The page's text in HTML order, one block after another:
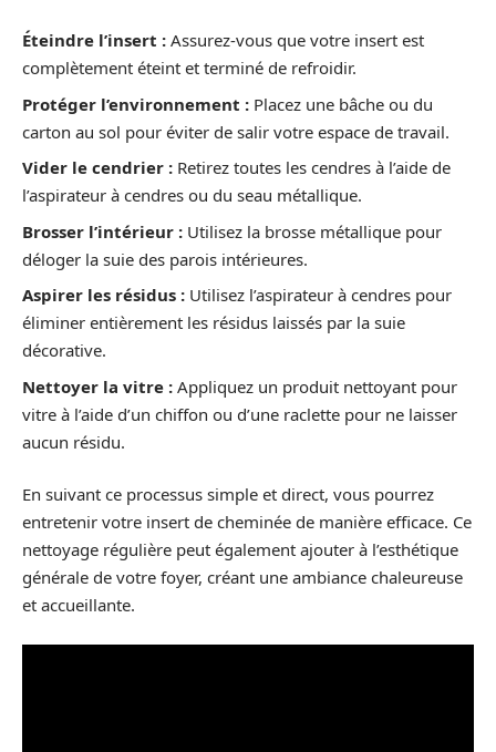
Éteindre l’insert : Assurez-vous que votre insert est
complètement éteint et terminé de refroidir.
Protéger l’environnement : Placez une bâche ou du
carton au sol pour éviter de salir votre espace de travail.
Vider le cendrier : Retirez toutes les cendres à l’aide de
l’aspirateur à cendres ou du seau métallique.
Brosser l’intérieur : Utilisez la brosse métallique pour
déloger la suie des parois intérieures.
Aspirer les résidus : Utilisez l’aspirateur à cendres pour
éliminer entièrement les résidus laissés par la suie
décorative.
Nettoyer la vitre : Appliquez un produit nettoyant pour
vitre à l’aide d’un chiffon ou d’une raclette pour ne laisser
aucun résidu.
En suivant ce processus simple et direct, vous pourrez
entretenir votre insert de cheminée de manière efficace. Ce
nettoyage régulière peut également ajouter à l’esthétique
générale de votre foyer, créant une ambiance chaleureuse
et accueillante.